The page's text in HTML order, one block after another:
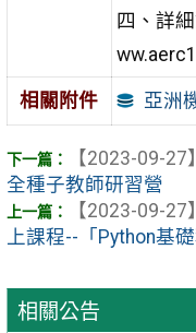
相關公告
四、詳
相關附件 亞洲
【2023-09-27】
全種子教師研習營
【2023-09-27】
上課程--「Python基